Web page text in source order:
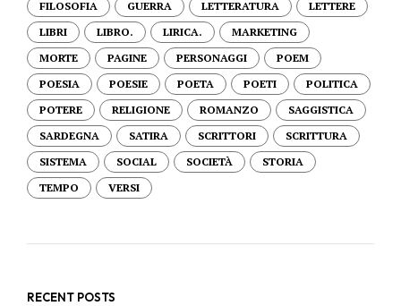
FILOSOFIA
GUERRA LETTERATURA
LETTERE
LIBRI
LIBRO. LIRICA.
MARKETING
MORTE
PAGINE PERSONAGGI
POEM
POESIA
POESIE POETA POETI
POLITICA
POTERE
RELIGIONE ROMANZO
SAGGISTICA
SARDEGNA
SATIRA SCRITTORI
SCRITTURA
SISTEMA
SOCIAL SOCIETÀ
STORIA
TEMPO
VERSI
RECENT POSTS